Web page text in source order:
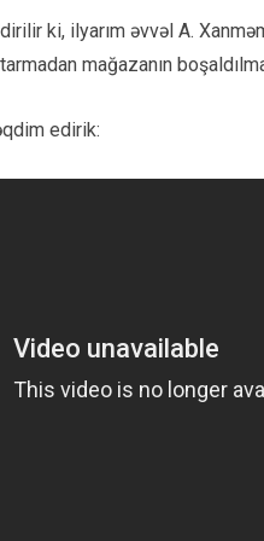
ki, ilyarım əvvəl A.
mağazanın
edirik: